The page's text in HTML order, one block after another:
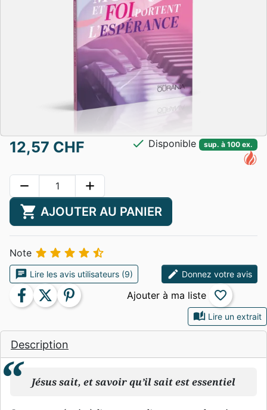
auto_stories Lire un extrait
Description
Jésus sait, et savoir qu’il sait est essentiel
12,57 CHF check Disponible sup. à 100 ex.
remove add
shopping_cart AJOUTER AU PANIER
Note     
chat Lire les avis utilisateurs (9) edit Donnez votre avis
facebook twitter pinterest favorite_border